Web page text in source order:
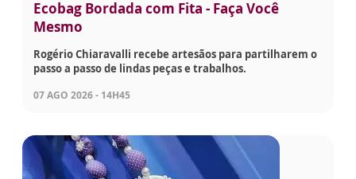
Ecobag Bordada com Fita - Faça Você
Mesmo
Rogério Chiaravalli recebe artesãos para partilharem o
passo a passo de lindas peças e trabalhos.
07 AGO 2026 - 14H45